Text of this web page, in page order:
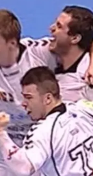
Moderní pětiboj
Motorsport
Olympijské hry
Parasport
Plavání
Plážový volejbal